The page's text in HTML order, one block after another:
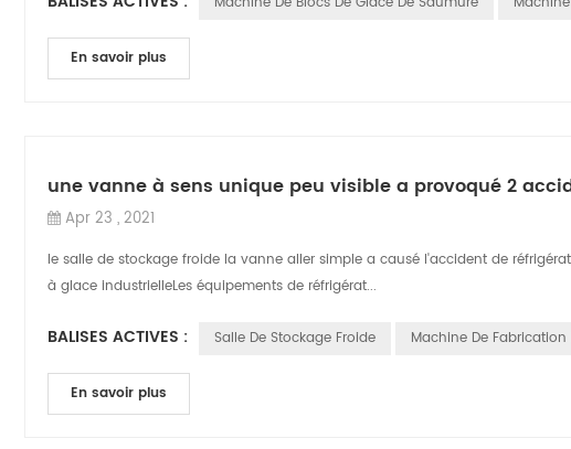
En savoir plus
une vanne à sens unique peu visible a provoqué 2
Apr 23 , 2021
le salle de stockage froide la vanne aller simple a causé l'accident de
à glace industrielleLes équipements de réfrigérat...
BALISES ACTIVES : Salle De Stockage Froide Machine De Fabrication
En savoir plus